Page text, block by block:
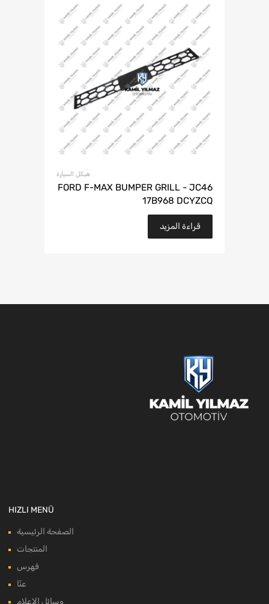
هيكل السيارة
FORD F-MAX BUMPER GRILL - JC46
17B968 DCYZCQ
قراءة المزيد
HIZLI MENÜ
الصفحة الرئيسية
المنتجات
فهرس
عنّا
وسائل الإعلام